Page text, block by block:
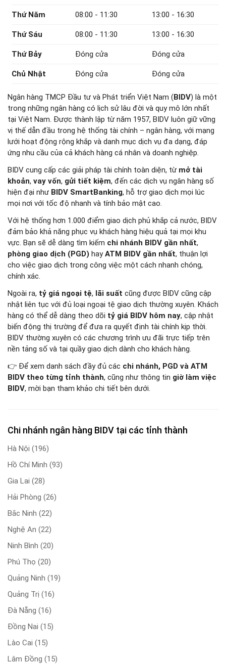
Thứ Năm 08:00 - 11:30 13:00 - 16:30
Thứ Sáu 08:00 - 11:30 13:00 - 16:30
Thứ Bảy Đóng cửa Đóng cửa
Chủ Nhật Đóng cửa Đóng cửa
Ngân hàng TMCP Đầu tư và Phát triển Việt Nam (BIDV) là một
trong những ngân hàng có lịch sử lâu đời và quy mô lớn nhất
tại Việt Nam. Được thành lập từ năm 1957, BIDV luôn giữ vững
vị thế dẫn đầu trong hệ thống tài chính – ngân hàng, với mạng
lưới hoạt động rộng khắp và danh mục dịch vụ đa dạng, đáp
ứng nhu cầu của cả khách hàng cá nhân và doanh nghiệp.
BIDV cung cấp các giải pháp tài chính toàn diện, từ mở tài
khoản, vay vốn, gửi tiết kiệm, đến các dịch vụ ngân hàng số
hiện đại như BIDV SmartBanking, hỗ trợ giao dịch mọi lúc
mọi nơi với tốc độ nhanh và tính bảo mật cao.
Với hệ thống hơn 1.000 điểm giao dịch phủ khắp cả nước, BIDV
đảm bảo khả năng phục vụ khách hàng hiệu quả tại mọi khu
vực. Bạn sẽ dễ dàng tìm kiếm chi nhánh BIDV gần nhất,
phòng giao dịch (PGD) hayATM BIDV gần nhất, thuận lợi
cho việc giao dịch trong công việc một cách nhanh chóng,
chính xác.
Ngoài ra, tỷ giá ngoại tệ, lãi suất cũng được BIDV cũng cập
nhật liên tục với đủ loại ngoại tệ giao dịch thường xuyên. Khách
hàng có thể dễ dàng theo dõi tỷ giá BIDV hôm nay, cập nhật
biến động thị trường để đưa ra quyết định tài chính kịp thời.
BIDV thường xuyên có các chương trình ưu đãi trực tiếp trên
nền tảng số và tại quầy giao dịch dành cho khách hàng.
👉 Để xem danh sách đầy đủ các chi nhánh, PGD và ATM
BIDV theo từng tỉnh thành, cũng như thông tin giờ làm việc
BIDV, mời bạn tham khảo chi tiết bên dưới.
Chi nhánh ngân hàng BIDV tại các tỉnh thành
Hà Nội (196)
Hồ Chí Minh (93)
Gia Lai (28)
Hải Phòng (26)
Bắc Ninh (22)
Nghệ An (22)
Ninh Bình (20)
Phú Thọ (20)
Quảng Ninh (19)
Quảng Trị (16)
Đà Nẵng (16)
Đồng Nai (15)
Lào Cai (15)
Lâm Đồng (15)